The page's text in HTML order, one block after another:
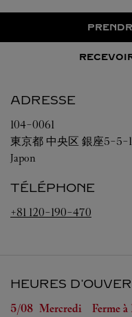
ADRESSE
104-0061
東京都 中央区 銀座5-5-
Japon
TÉLÉPHONE
+81 120-190-470
HEURES
Jour de la semaine Heures
5/08 Mercredi Ferme à